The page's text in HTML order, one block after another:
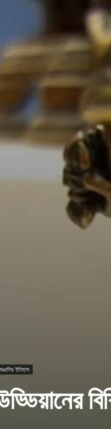
বাঙালির ইতিহাস